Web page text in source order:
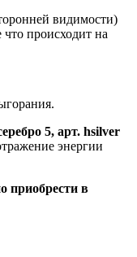
видимости)
происходит на
5, арт. hsilver
энергии
приобрести в